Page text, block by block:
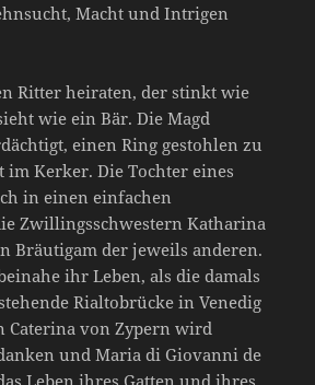
Macht und Intrigen
Ritter heiraten, der stinkt wie
wie ein Bär. Die Magd
einen Ring gestohlen zu
im Kerker. Die Tochter eines
in einen einfachen
Zwillingsschwestern Katharina
Bräutigam der jeweils anderen.
ihr Leben, als die damals
Rialtobrücke in Venedig
Caterina von Zypern wird
und Maria di Giovanni de